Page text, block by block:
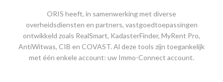
ORIS heeft, in samenwerking met diverse
overheidsdiensten en partners, vastgoedtoepassingen
ontwikkeld zoals RealSmart, KadasterFinder, MyRent Pro,
AntiWitwas, CIB en COVAST. Al deze tools zijn toegankelijk
met één enkele account: uw Immo-Connect account.